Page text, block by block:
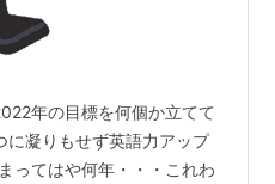
年の目標を何個か立てて
に凝りもせず英語力アップ
ってはや何年・・・これわ